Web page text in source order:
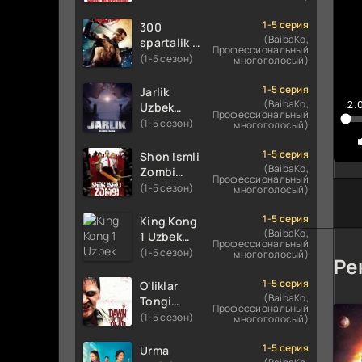
tilida
koreya
seryali
barcha
o'zbek
tilida
tilida 2016
O'zbekcha
tarjima
HD
skachat
300
spartalik 2
/ Uch yuz
2 Premyera
Uzbek
tilida 2013
tarjima
kino HD
skachat
(1-5 сезон)
1-5 серия
(BaibaKo,
Профессиональный
многоголосый)
Jarlik
Uzbek
tilida 2025
tarjima
kino HD
skachat
(1-5 сезон)
1-5 серия
(BaibaKo,
Профессиональный
многоголосый)
Shon Ismli
Zombi
Uzbek
O'zbekcha
tarjima
kino HD
(1-5 сезон)
1-5 серия
(BaibaKo,
Профессиональный
многоголосый)
King Kong
1 Uzbek
tilida 2005
tarjima
kino HD
skachat
(1-5 сезон)
1-5 серия
(BaibaKo,
Профессиональный
многоголосый)
O'liklar
Tongi
Uzbek
(2004)
(1-5 сезон)
1-5 серия
(BaibaKo,
Профессиональный
многоголосый)
Urma
1-5 серия